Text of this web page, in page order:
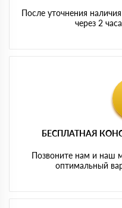
После уточнения
через 2
БЕСПЛАТНАЯ
Позвоните нам и наш
оптимальный